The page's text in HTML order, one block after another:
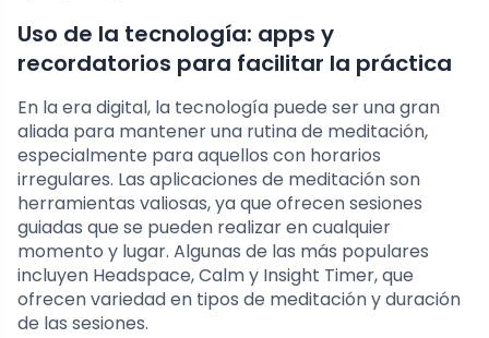
Uso de la tecnología: apps y
recordatorios para facilitar la práctica
En la era digital, la tecnología puede ser una gran
aliada para mantener una rutina de meditación,
especialmente para aquellos con horarios
irregulares. Las aplicaciones de meditación son
herramientas valiosas, ya que ofrecen sesiones
guiadas que se pueden realizar en cualquier
momento y lugar. Algunas de las más populares
incluyen Headspace, Calm y Insight Timer, que
ofrecen variedad en tipos de meditación y duración
de las sesiones.